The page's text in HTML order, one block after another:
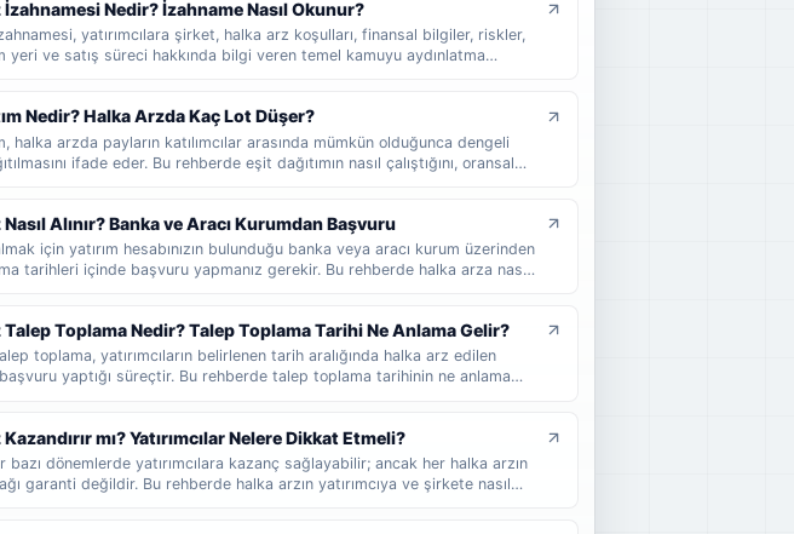
toplama aşaması arasındaki farklar sade şekilde anlatılır.
Nedir? İzahname Nasıl Okunur?
yatırımcılara şirket, halka arz koşulları, finansal bilgiler, riskler,
yeri ve satış süreci hakkında bilgi veren temel kamuyu aydınlatma
sade şekilde bulabilirsiniz.
Nedir? Halka Arzda Kaç Lot Düşer?
halka arzda payların katılımcılar arasında mümkün olduğunca dengeli
ifade eder. Bu rehberde eşit dağıtımın nasıl çalıştığını, oransal
Alınır? Banka ve Aracı Kurumdan Başvuru
için yatırım hesabınızın bulunduğu banka veya aracı kurum üzerinden
tarihleri içinde başvuru yapmanız gerekir. Bu rehberde halka arza nasıl
adım bulabilirsiniz.
Toplama Nedir? Talep Toplama Tarihi Ne Anlama Gelir?
toplama, yatırımcıların belirlenen tarih aralığında halka arz edilen
yaptığı süreçtir. Bu rehberde talep toplama tarihinin ne anlama
mı? Yatırımcılar Nelere Dikkat Etmeli?
bazı dönemlerde yatırımcılara kazanç sağlayabilir; ancak her halka arzın
garanti değildir. Bu rehberde halka arzın yatırımcıya ve şirkete nasıl